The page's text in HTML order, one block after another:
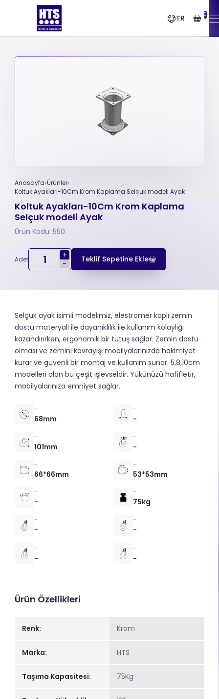
TR 0
Anasayfa Ürünler
Koltuk Ayakları-10Cm Krom Kaplama Selçuk modeli Ayak
Koltuk Ayakları-10Cm Krom Kaplama
Selçuk modeli Ayak
Ürün Kodu: 550
Adet
+
-
Teklif Sepetine Ekle
Selçuk ayak isimli modelimiz, elestromer kaplı zemin
dostu materyali ile dayanıklılık ile kullanım kolaylığı
kazandırırken, ergonomik bir tutuş sağlar. Zemin dostu
olması ve zemini kavrayışı mobilyalarınızda hakimiyet
kurar ve güvenli bir montaj ve kullanım sunar. 5,8,10cm
modelleri olan bu çeşit işlevseldir. Yükünüzü hafifletir,
mobilyalarınıza emniyet sağlar.
-
68mm
-
-
-
101mm
-
-
-
66*66mm
-
53*53mm
-
-
-
75kg
-
-
-
-
-
-
-
-
Ürün Özellikleri
Renk: Krom
Marka: HTS
Taşıma Kapasitesi: 75Kg